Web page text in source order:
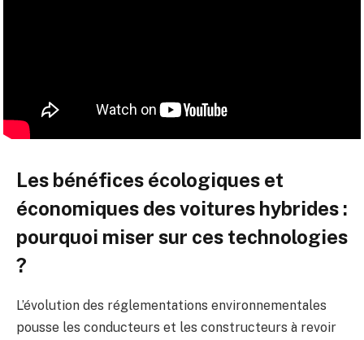
Les bénéfices écologiques et
économiques des voitures hybrides :
pourquoi miser sur ces technologies
?
L’évolution des réglementations environnementales
pousse les conducteurs et les constructeurs à revoir